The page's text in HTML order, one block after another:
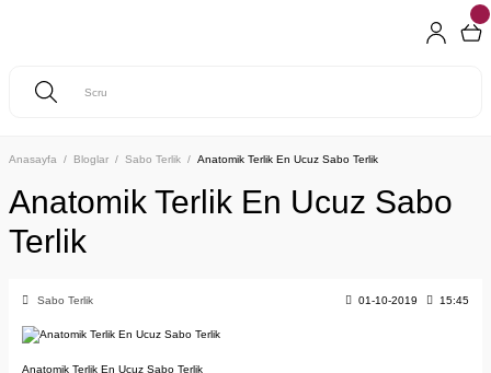
Anasayfa Bloglar Sabo Terlik Anatomik Terlik En Ucuz Sabo Terlik
Anatomik Terlik En Ucuz Sabo
Terlik
Sabo Terlik 01-10-2019 15:45
Anatomik Terlik En Ucuz Sabo Terlik